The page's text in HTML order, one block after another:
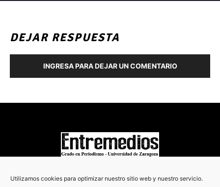
Utilizamos cookies para optimizar nuestro sitio web y nuestro servicio.
DEJAR RESPUESTA
INGRESA PARA DEJAR UN COMENTARIO